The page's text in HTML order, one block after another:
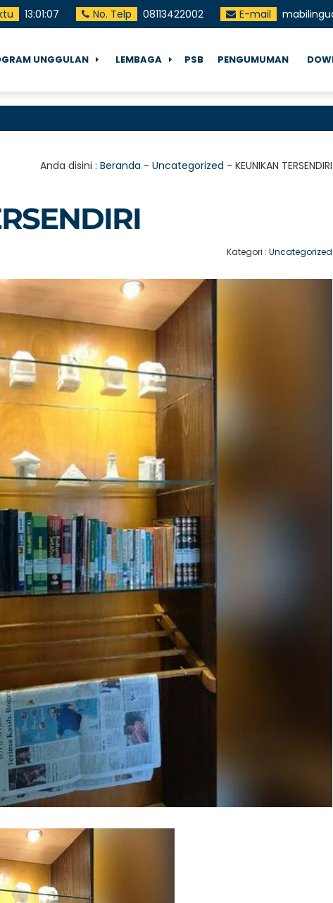
13:01:09 No. Telp 08113422002 E-mail
UNGGULAN LEMBAGA PSB PENGUMUMAN
Anda disini : Beranda - Uncategorized - KEUNIKAN TERSENDIRI
Kategori :Uncategorized